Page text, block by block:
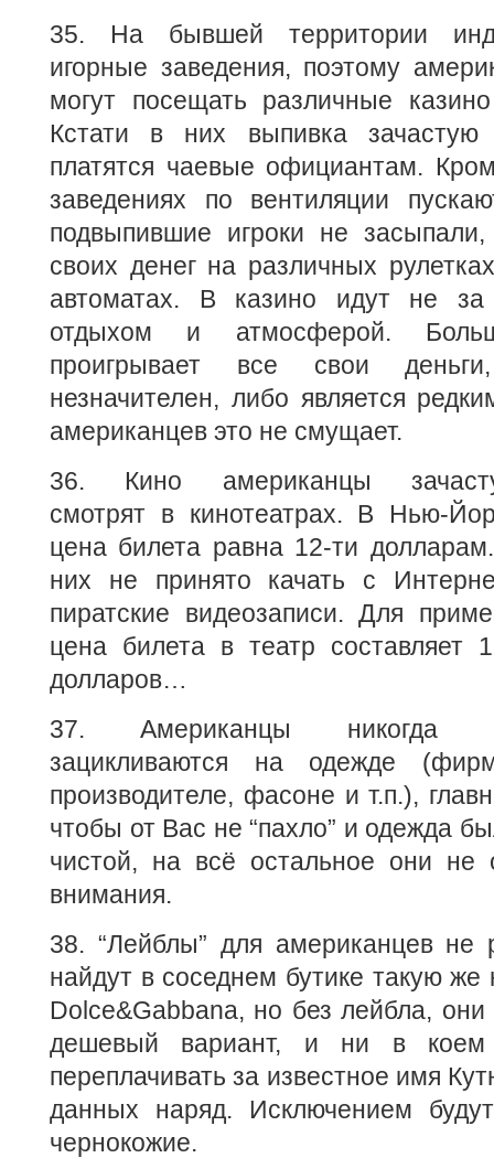
35. На бывшей территории
игорные заведения, поэтому
могут посещать различные
Кстати в них выпивка зачастую
платятся чаевые официантам.
заведениях по вентиляции
подвыпившие игроки не
своих денег на различных
автоматах. В казино идут не
отдыхом и атмосферой.
проигрывает все свои
незначителен, либо является
американцев это не смущает.
36. Кино американцы
смотрят в кинотеатрах. В Нью-
цена билета равна 12-ти
них не принято качать с
пиратские видеозаписи. Для
цена билета в театр составляет
долларов…
37. Американцы никогда
зацикливаются на одежде
производителе, фасоне и т.п.),
чтобы от Вас не “пахло” и одежда
чистой, на всё остальное они не
внимания.
38. “Лейблы” для американцев не
найдут в соседнем бутике такую же
Dolce&Gabbana, но без лейбла, они
дешевый вариант, и ни в коем
переплачивать за известное имя
данных наряд. Исключением
чернокожие.